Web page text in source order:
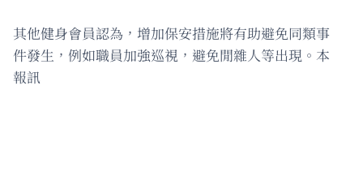
其他健身會員認為，增加保安措施將有助避免同類事
件發生，例如職員加強巡視，避免閒雜人等出現。本
報訊